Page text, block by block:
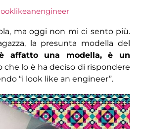
ma oggi non mi ci sento più.
la presunta modella del
affatto una modella, è un
che lo è ha deciso di rispondere
“i look like an engineer”.